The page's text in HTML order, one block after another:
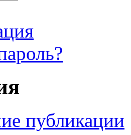
публикации